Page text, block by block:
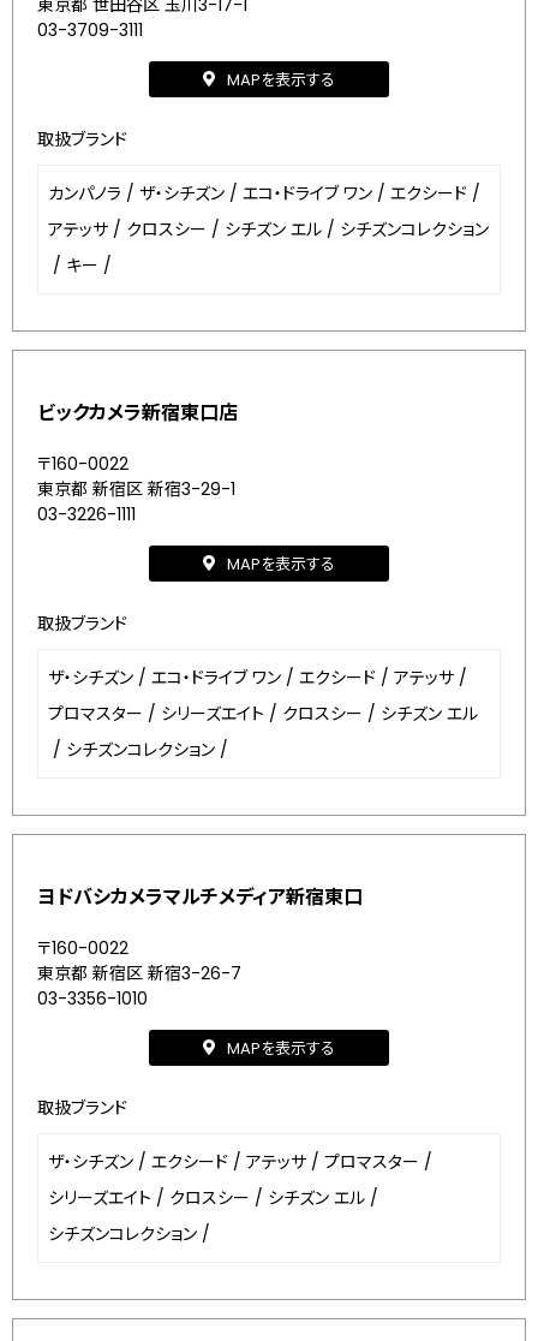
東京都 世田谷区 玉川3-17-1
03-3709-3111
MAPを表示する
取扱ブランド
カンパノラ / ザ・シチズン / エコ・ドライブ ワン / エクシード /
アテッサ / クロスシー / シチズン エル / シチズンコレクション
/ キー /
ビックカメラ新宿東口店
〒160-0022
東京都 新宿区 新宿3-29-1
03-3226-1111
MAPを表示する
取扱ブランド
ザ・シチズン / エコ・ドライブ ワン / エクシード / アテッサ /
プロマスター / シリーズエイト / クロスシー / シチズン エル
/ シチズンコレクション /
ヨドバシカメラマルチメディア新宿東口
〒160-0022
東京都 新宿区 新宿3-26-7
03-3356-1010
MAPを表示する
取扱ブランド
ザ・シチズン / エクシード / アテッサ / プロマスター /
シリーズエイト / クロスシー / シチズン エル /
シチズンコレクション /